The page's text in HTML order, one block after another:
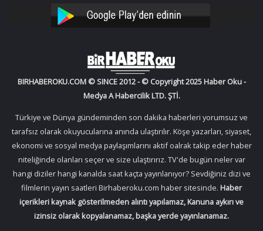
YouTube
Instagram
BIRHABEROKU.COM © SINCE 2012 - © Copyright 2025 Haber Oku -
Medya A Habercilik LTD. ŞTİ.
Türkiye ve Dünya gündeminden son dakika haberleri yorumsuz ve
tarafsız olarak okuyucularına anında ulaştırılır. Köşe yazarları, siyaset,
ekonomi ve sosyal medya paylaşımlarını aktif oalrak takip eder haber
niteliğinde olanları seçer ve size ulaştırırız. TV'de bugün neler var
hangi diziler hangi kanalda saat kaçta yayınlanıyor? Sevdiğiniz dizi ve
filmlerin yayın saatleri Birhaberoku.com haber sitesinde. Haber
içerikleri kaynak gösterilmeden alıntı yapılamaz, Kanuna aykırı ve
izinsiz olarak kopyalanamaz, başka yerde yayınlanamaz.